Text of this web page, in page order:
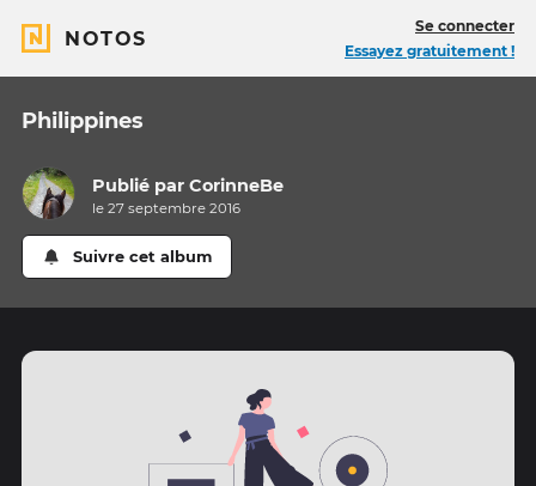
NOTOS
Se connecter
Essayez gratuitement !
Philippines
Publié parCorinneBe
le 27 septembre 2016
Suivre cet album